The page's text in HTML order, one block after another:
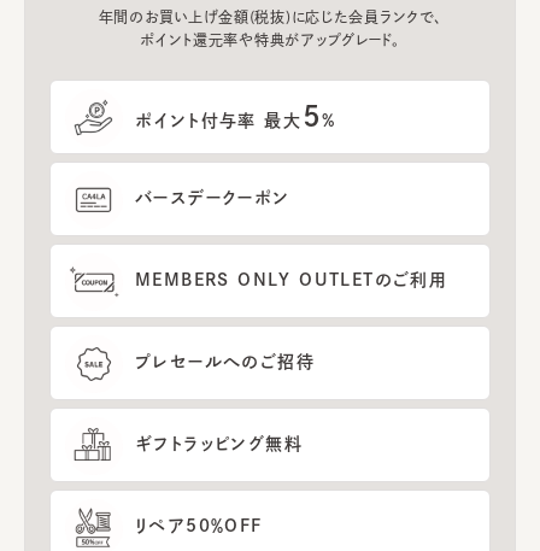
年間のお買い上げ金額(税抜)に応じた会員ランクで、
ポイント還元率や特典がアップグレード。
ポイント付与率 最大 5%
バースデークーポン
MEMBERS ONLY OUTLETのご利用
プレセールへのご招待
ギフトラッピング無料
リペア50％OFF